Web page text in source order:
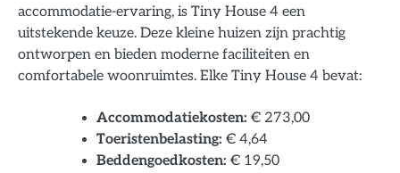
accommodatie-ervaring, is Tiny House 4 een
uitstekende keuze. Deze kleine huizen zijn prachtig
ontworpen en bieden moderne faciliteiten en
comfortabele woonruimtes. Elke Tiny House 4 bevat:
Accommodatiekosten: € 273,00
Toeristenbelasting: € 4,64
Beddengoedkosten: € 19,50